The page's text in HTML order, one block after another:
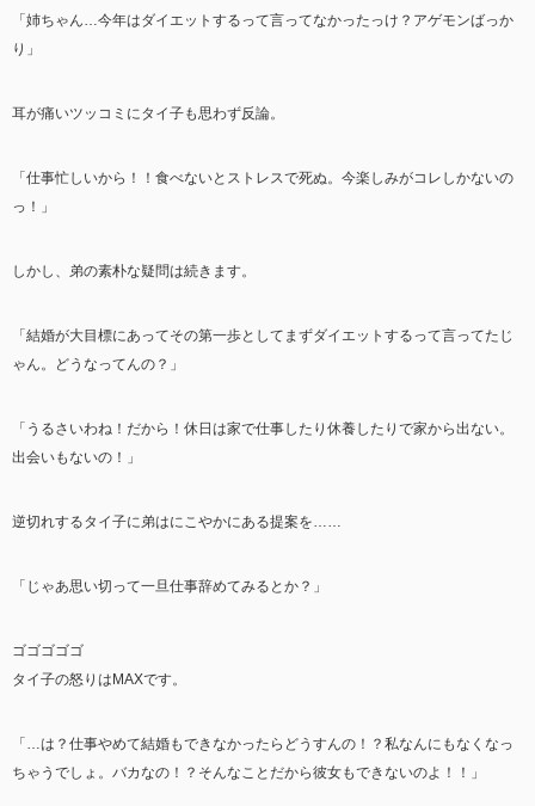
「姉ちゃん…今年はダイエットするって言ってなかったっけ？アゲモンばっか
り」
耳が痛いツッコミにタイ子も思わず反論。
「仕事忙しいから！！食べないとストレスで死ぬ。今楽しみがコレしかないの
っ！」
しかし、弟の素朴な疑問は続きます。
「結婚が大目標にあってその第一歩としてまずダイエットするって言ってたじ
ゃん。どうなってんの？」
「うるさいわね！だから！休日は家で仕事したり休養したりで家から出ない。
出会いもないの！」
逆切れするタイ子に弟はにこやかにある提案を……
「じゃあ思い切って一旦仕事辞めてみるとか？」
ゴゴゴゴゴ
タイ子の怒りはMAXです。
「…は？仕事やめて結婚もできなかったらどうすんの！？私なんにもなくなっ
ちゃうでしょ。バカなの！？そんなことだから彼女もできないのよ！！」